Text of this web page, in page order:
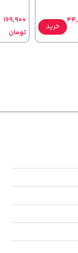
خرید
169,900
تومان
120,000